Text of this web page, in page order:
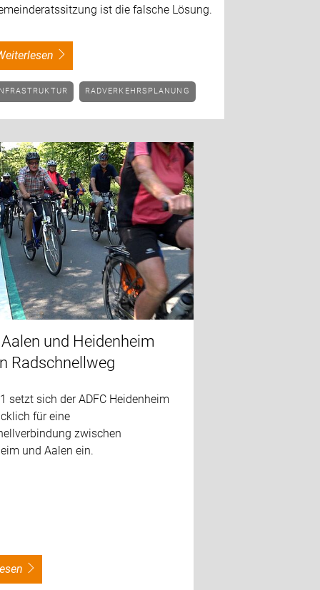
ist die falsche Lösung.
weiterlesen
INFRASTRUKTUR RADVERKEHRSPLANUNG
und Heidenheim
Radschnellweg
setzt sich der ADFC Heidenheim
für eine
zwischen
und Aalen ein.